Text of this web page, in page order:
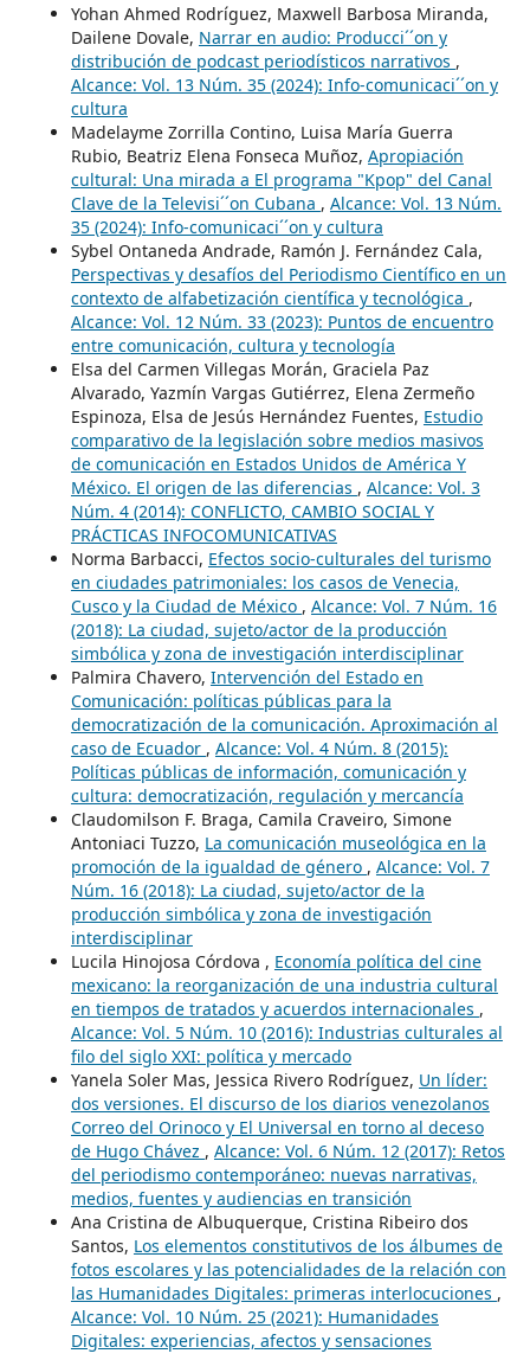
Yohan Ahmed Rodríguez, Maxwell Barbosa Miranda,
Dailene Dovale, Narrar en audio: Producci´´on y
distribución de podcast periodísticos narrativos ,
Alcance: Vol. 13 Núm. 35 (2024): Info-comunicaci´´on y
cultura
Madelayme Zorrilla Contino, Luisa María Guerra
Rubio, Beatriz Elena Fonseca Muñoz, Apropiación
cultural: Una mirada a El programa "Kpop" del Canal
Clave de la Televisi´´on Cubana , Alcance: Vol. 13 Núm.
35 (2024): Info-comunicaci´´on y cultura
Sybel Ontaneda Andrade, Ramón J. Fernández Cala,
Perspectivas y desafíos del Periodismo Científico en un
contexto de alfabetización científica y tecnológica ,
Alcance: Vol. 12 Núm. 33 (2023): Puntos de encuentro
entre comunicación, cultura y tecnología
Elsa del Carmen Villegas Morán, Graciela Paz
Alvarado, Yazmín Vargas Gutiérrez, Elena Zermeño
Espinoza, Elsa de Jesús Hernández Fuentes, Estudio
comparativo de la legislación sobre medios masivos
de comunicación en Estados Unidos de América Y
México. El origen de las diferencias , Alcance: Vol. 3
Núm. 4 (2014): CONFLICTO, CAMBIO SOCIAL Y
PRÁCTICAS INFOCOMUNICATIVAS
Norma Barbacci, Efectos socio-culturales del turismo
en ciudades patrimoniales: los casos de Venecia,
Cusco y la Ciudad de México , Alcance: Vol. 7 Núm. 16
(2018): La ciudad, sujeto/actor de la producción
simbólica y zona de investigación interdisciplinar
Palmira Chavero, Intervención del Estado en
Comunicación: políticas públicas para la
democratización de la comunicación. Aproximación al
caso de Ecuador , Alcance: Vol. 4 Núm. 8 (2015):
Políticas públicas de información, comunicación y
cultura: democratización, regulación y mercancía
Claudomilson F. Braga, Camila Craveiro, Simone
Antoniaci Tuzzo, La comunicación museológica en la
promoción de la igualdad de género , Alcance: Vol. 7
Núm. 16 (2018): La ciudad, sujeto/actor de la
producción simbólica y zona de investigación
interdisciplinar
Lucila Hinojosa Córdova , Economía política del cine
mexicano: la reorganización de una industria cultural
en tiempos de tratados y acuerdos internacionales ,
Alcance: Vol. 5 Núm. 10 (2016): Industrias culturales al
filo del siglo XXI: política y mercado
Yanela Soler Mas, Jessica Rivero Rodríguez, Un líder:
dos versiones. El discurso de los diarios venezolanos
Correo del Orinoco y El Universal en torno al deceso
de Hugo Chávez , Alcance: Vol. 6 Núm. 12 (2017): Retos
del periodismo contemporáneo: nuevas narrativas,
medios, fuentes y audiencias en transición
Ana Cristina de Albuquerque, Cristina Ribeiro dos
Santos, Los elementos constitutivos de los álbumes de
fotos escolares y las potencialidades de la relación con
las Humanidades Digitales: primeras interlocuciones ,
Alcance: Vol. 10 Núm. 25 (2021): Humanidades
Digitales: experiencias, afectos y sensaciones